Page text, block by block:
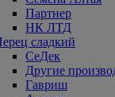
Партнер
НК ЛТД
сладкий
СеДек
Другие
Гавриш